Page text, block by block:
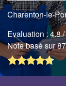
Charenton-le-
Evaluation :4.8/
Note basé sur